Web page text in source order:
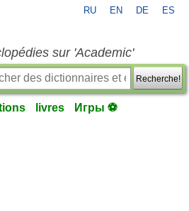
RU EN DE ES
sur 'Academic'
Recherche!
livres Игры ⚽